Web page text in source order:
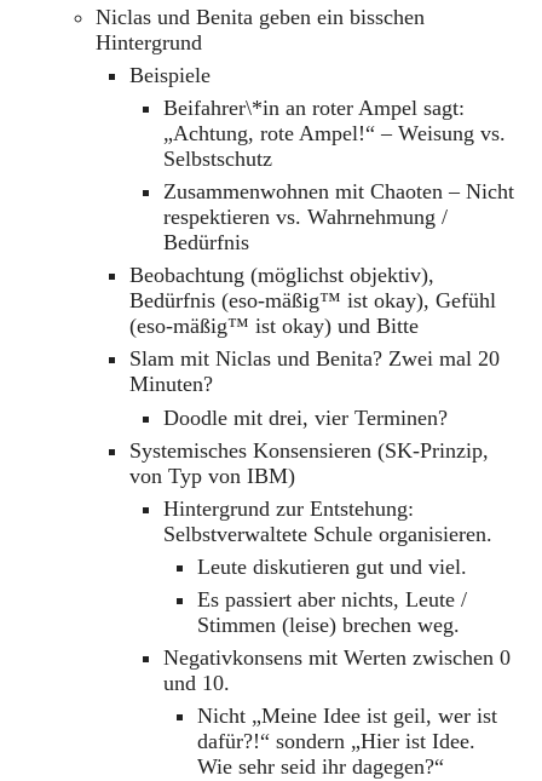
Niclas und Benita geben ein bisschen
Hintergrund
Beispiele
Beifahrer\*in an roter Ampel sagt:
„Achtung, rote Ampel!“ – Weisung vs.
Selbstschutz
Zusammenwohnen mit Chaoten – Nicht
respektieren vs. Wahrnehmung /
Bedürfnis
Beobachtung (möglichst objektiv),
Bedürfnis (eso-mäßig™ ist okay), Gefühl
(eso-mäßig™ ist okay) und Bitte
Slam mit Niclas und Benita? Zwei mal 20
Minuten?
Doodle mit drei, vier Terminen?
Systemisches Konsensieren (SK-Prinzip,
von Typ von IBM)
Hintergrund zur Entstehung:
Selbstverwaltete Schule organisieren.
Leute diskutieren gut und viel.
Es passiert aber nichts, Leute /
Stimmen (leise) brechen weg.
Negativkonsens mit Werten zwischen 0
und 10.
Nicht „Meine Idee ist geil, wer ist
dafür?!“ sondern „Hier ist Idee.
Wie sehr seid ihr dagegen?“